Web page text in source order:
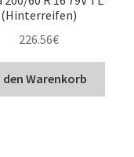
(Hinterreifen)
226.56€
den Warenkorb